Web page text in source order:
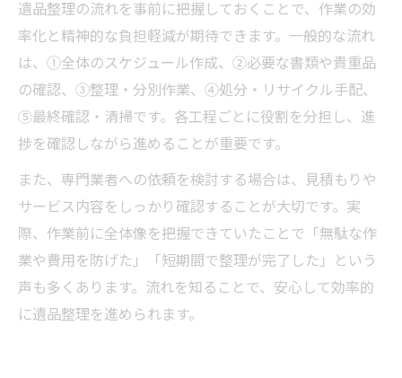
遺品整理の流れを事前に把握しておくことで、作業の効
率化と精神的な負担軽減が期待できます。一般的な流れ
は、①全体のスケジュール作成、②必要な書類や貴重品
の確認、③整理・分別作業、④処分・リサイクル手配、
⑤最終確認・清掃です。各工程ごとに役割を分担し、進
捗を確認しながら進めることが重要です。
また、専門業者への依頼を検討する場合は、見積もりや
サービス内容をしっかり確認することが大切です。実
際、作業前に全体像を把握できていたことで「無駄な作
業や費用を防げた」「短期間で整理が完了した」という
声も多くあります。流れを知ることで、安心して効率的
に遺品整理を進められます。